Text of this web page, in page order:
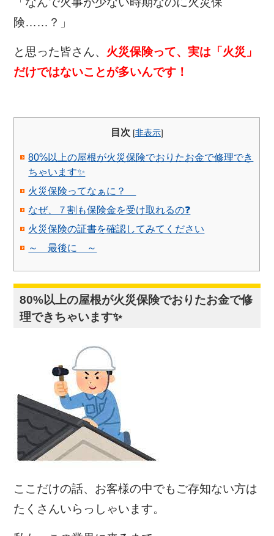
険……？」
と思った皆さん、 火災保険って、実は「火災」
だけではないことが多いんです！
目次 [非表示]
80%以上の屋根が火災保険でおりたお金で修理でき
ちゃいます✨
火災保険ってなぁに？
なぜ、７割も保険金を受け取れるの❓
火災保険の証書を確認してみてください
～ 最後に ～
80%以上の屋根が火災保険でおりたお金で修
理できちゃいます✨
ここだけの話、お客様の中でもご存知ない方は
たくさんいらっしゃいます。